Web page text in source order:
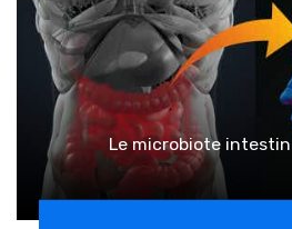
Le microbiote